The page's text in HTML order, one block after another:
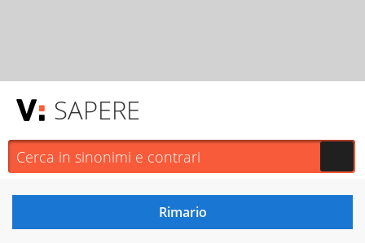
SAPERE